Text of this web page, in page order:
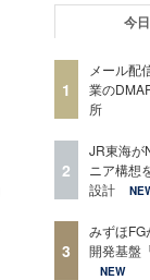
今日
1
メール配
業の
所
2
JR東海が
ニア構想
設計
3
みずほFG
開発基盤
NEW